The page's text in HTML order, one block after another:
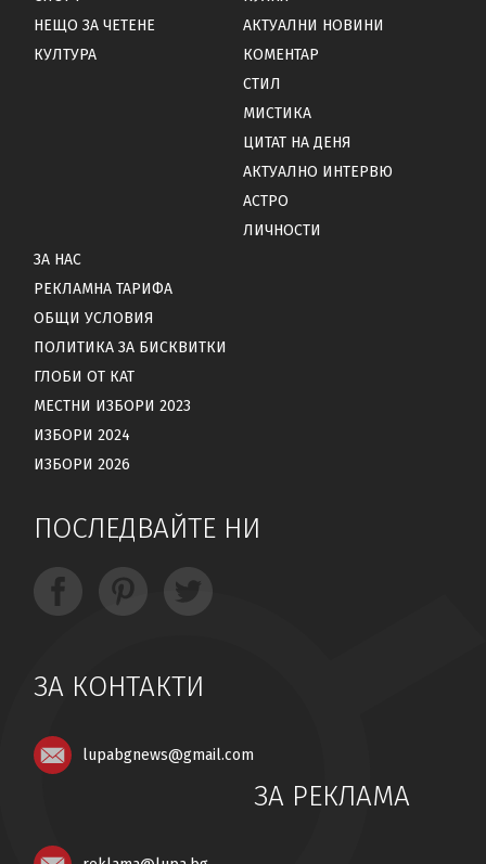
НЕЩО ЗА ЧЕТЕНЕ
КУЛТУРА
АКТУАЛНИ НОВИНИ
КОМЕНТАР
СТИЛ
МИСТИКА
ЦИТАТ НА ДЕНЯ
АКТУАЛНО ИНТЕРВЮ
АСТРО
ЛИЧНОСТИ
ЗА НАС
РЕКЛАМНА ТАРИФА
ОБЩИ УСЛОВИЯ
ПОЛИТИКА ЗА БИСКВИТКИ
ГЛОБИ ОТ КАТ
МЕСТНИ ИЗБОРИ 2023
ИЗБОРИ 2024
ИЗБОРИ 2026
ПОСЛЕДВАЙТЕ НИ
ЗА КОНТАКТИ
lupabgnews@gmail.com
ЗА РЕКЛАМА